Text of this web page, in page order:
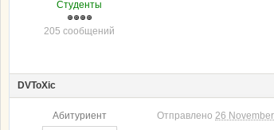
Студенты
205 сообщений
DVToXic
Абитуриент Отправлено 26